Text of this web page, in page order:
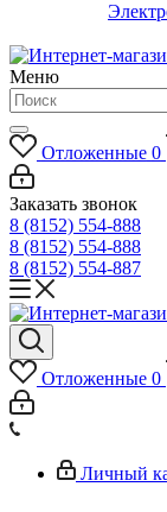
Меню
Отложенные 0
Заказать звонок
8 (8152) 554-888
8 (8152) 554-888
8 (8152) 554-887
Отложенные 0
Личный